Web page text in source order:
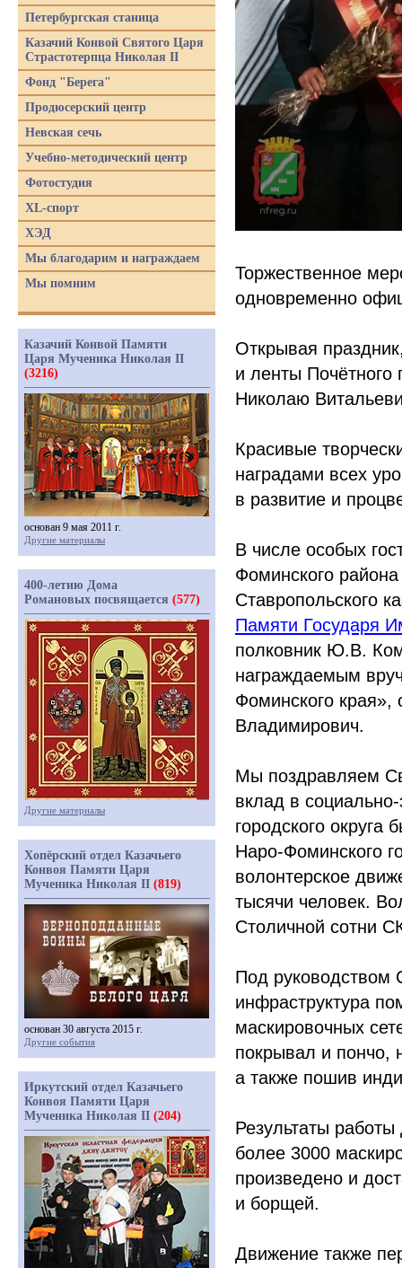
Торжественное
одновременно
Открывая
и ленты Почётного
Николаю
Красивые
наградами всех
в развитие и
В числе особых
Фоминского
Ставропольского
Памяти Государя
полковник Ю.В.
награждаемым
Фоминского края»,
Владимирович.
Мы поздравляем
вклад в
городского округа
Наро-Фоминского
волонтерское
тысячи человек.
Столичной сотни
Под руководством
инфраструктура
маскировочных
покрывал и пончо,
а также пошив
Результаты
более 3000
произведено и
и борщей.
Движение также
Петербургская станица
Казачий Конвой Святого Царя
Страстотерпца Николая II
Фонд "Берега"
Продюсерский центр
Невская сечь
Учебно-методический центр
Фотостудия
XL-спорт
ХЭД
Мы благодарим и награждаем
Мы помним
Казачий Конвой Памяти
Царя Мученика Николая II
(3216)
основан 9 мая 2011 г.
Другие материалы
400-летию Дома
Романовых посвящается (577)
Другие материалы
Хопёрский отдел Казачьего
Конвоя Памяти Царя
Мученика Николая II (819)
основан 30 августа 2015 г.
Другие события
Иркутский отдел Казачьего
Конвоя Памяти Царя
Мученика Николая II (204)